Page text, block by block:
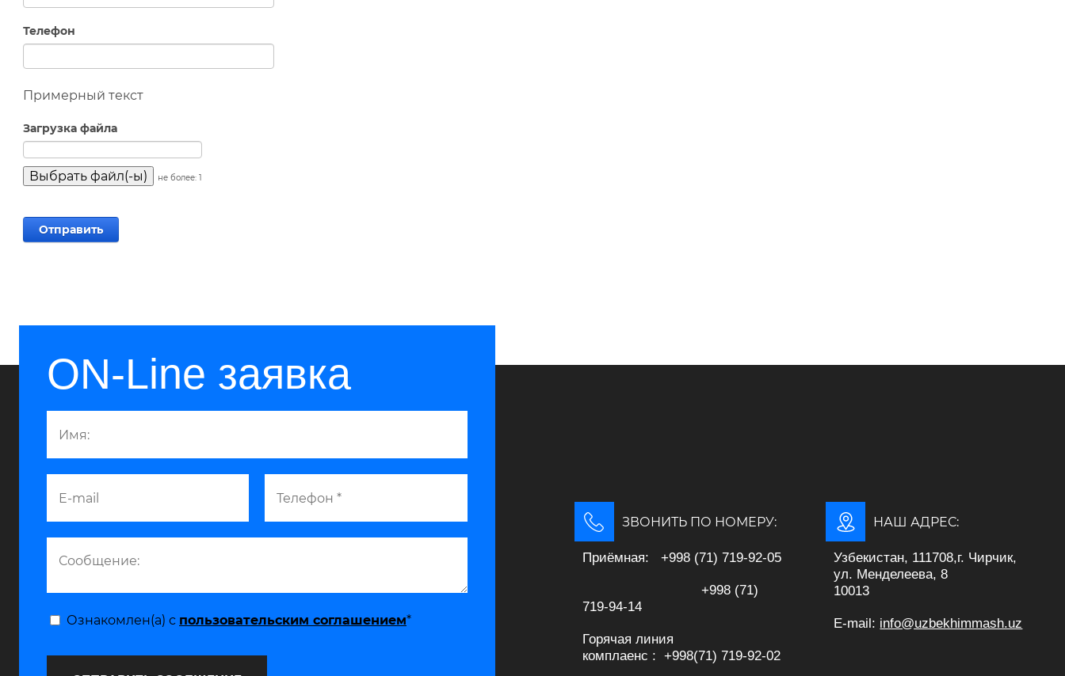
Телефон
Примерный текст
Загрузка файла
не более: 1
ЗВОНИТЬ ПО НОМЕРУ:
Приёмная: +998 (71) 719-92-05
+998 (71)
719-94-14
Горячая линия
комплаенс : +998(71) 719-92-02
НАШ АДРЕС:
Узбекистан, 111708,г. Чирчик,
ул. Менделеева, 8
10013
E-mail: info@uzbekhimmash.uz
ON-Line заявка
Ознакомлен(а) с пользовательским соглашением*